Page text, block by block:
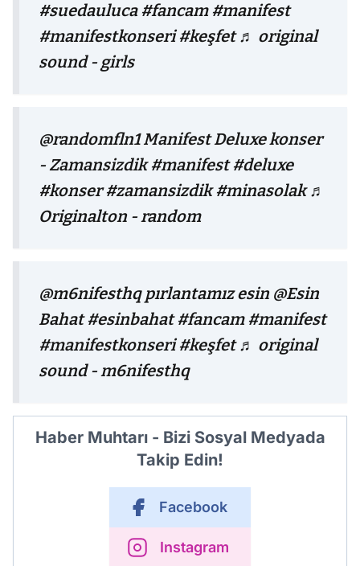
#suedauluca #fancam #manifest
#manifestkonseri #keşfet ♬ original
sound - girls
@randomfln1Manifest Deluxe konser
- Zamansizdik#manifest #deluxe
#konser #zamansizdik #minasolak ♬
Originalton - random
@m6nifesthqpırlantamız esin @Esin
Bahat#esinbahat #fancam #manifest
#manifestkonseri #keşfet ♬ original
sound - m6nifesthq
Haber Muhtarı - Bizi Sosyal Medyada
Takip Edin!
Facebook
Instagram